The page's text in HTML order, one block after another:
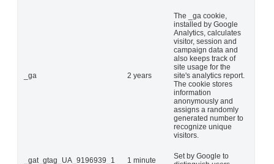
_ga 2 years
The _ga cookie,
installed by Google
Analytics, calculates
visitor, session and
campaign data and
also keeps track of
site usage for the
site's analytics report.
The cookie stores
information
anonymously and
assigns a randomly
generated number to
recognize unique
visitors.
_gat_gtag_UA_9196939_1 1 minute
Set by Google to